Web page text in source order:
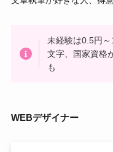
未経験は0.5円
文字、国家資格
も
WEBデザイナー